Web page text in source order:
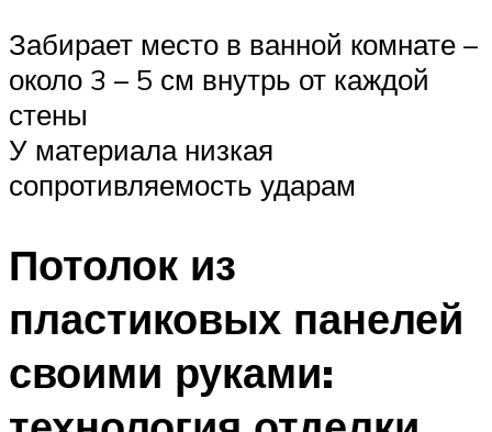
Забирает место в ванной комнате –
около 3 – 5 см внутрь от каждой
стены
У материала низкая
сопротивляемость ударам
Потолок из
пластиковых панелей
своими руками: